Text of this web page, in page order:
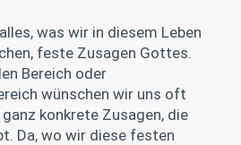
was wir in diesem Leben
feste Zusagen Gottes.
Bereich oder
wünschen wir uns oft
konkrete Zusagen, die
Da, wo wir diese festen